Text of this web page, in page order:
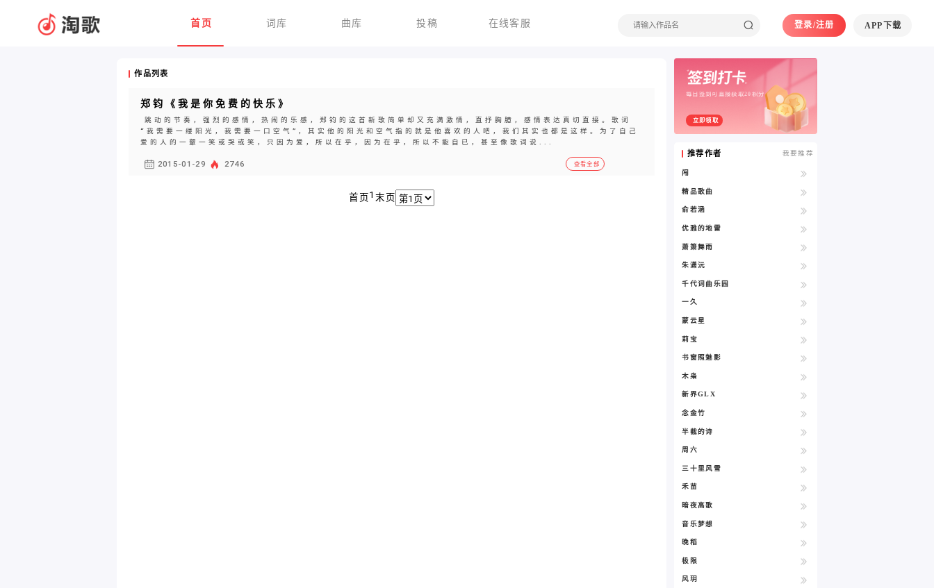
首页 词库 曲库 投稿 在线客服 登录/注册 APP下载
作品列表
郑钧《我是你免费的快乐》
跳动的节奏，强烈的感情，热闹的乐感，郑钧的这首新歌简单却又充满激情，直抒胸臆，感情表达真切直接。歌词
“我需要一缕阳光，我需要一口空气”，其实他的阳光和空气指的就是他喜欢的人吧，我们其实也都是这样。为了自己
爱的人的一颦一笑或哭或笑，只因为爱，所以在乎，因为在乎，所以不能自已，甚至像歌词说...
2015-01-29 2746 查看全部
首页 1末页
每日签到可直接获取20积分
立即领取
推荐作者 我要推荐
闯
精品歌曲
俞若涵
优雅的地雷
萧箫舞雨
朱潇沅
千代词曲乐园
一久
蒙云星
莉宝
书窗照魅影
木枭
新界GLX
念金竹
半截的诗
周六
三十里风雪
禾苗
暗夜高歌
音乐梦想
晚稻
极限
风玥